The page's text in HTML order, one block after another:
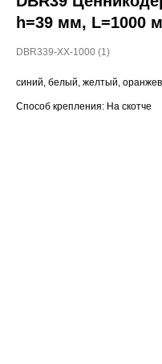
h=39 мм, L=1000
DBR339-ХХ-1000 (1)
синий, белый, желтый,
Способ крепления: На скотче